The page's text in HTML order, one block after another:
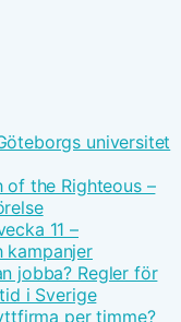
universitet
of the Righteous –
11 –
kampanjer
jobba? Regler för
i Sverige
per timme?